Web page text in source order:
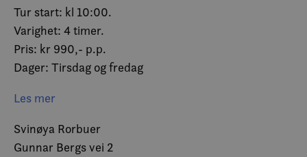
Tur start: kl 10:00.
Varighet: 4 timer.
Pris: kr 990,- p.p.
Dager: Tirsdag og fredag
Inkluderer:
Husk: Varme klær og kamera.
Les mer
Svinøya Rorbuer
Gunnar Bergs vei 2